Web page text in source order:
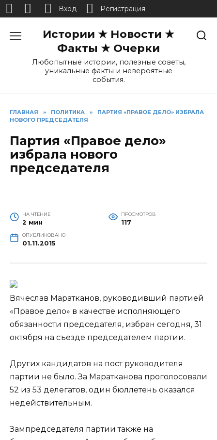
Истории ★ Новости ★
Факты ★ Очерки
Любопытные истории, полезные советы,
уникальные факты и невероятные
события.
ГЛАВНАЯ » ПОЛИТИКА »
ПАРТИЯ «ПРАВОЕ ДЕЛО» ИЗБРАЛА
НОВОГО ПРЕДСЕДАТЕЛЯ
Партия «Правое дело»
избрала нового
председателя
НА ЧТЕНИЕ
2 мин
ПРОСМОТРОВ
117
ОПУБЛИКОВАНО
01.11.2015
Вячеслав Маратканов, руководивший партией
«Правое дело» в качестве исполняющего
обязанности председателя, избран сегодня, 31
октября на съезде председателем партии.
Других кандидатов на пост руководителя
партии не было. За Маратканова проголосовали
52 из 53 делегатов, один бюллетень оказался
недействительным.
Зампредседателя партии также на
Вход Регистрация